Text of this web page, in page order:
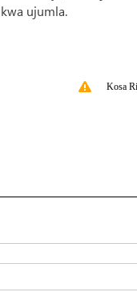
ujumla.
Kosa